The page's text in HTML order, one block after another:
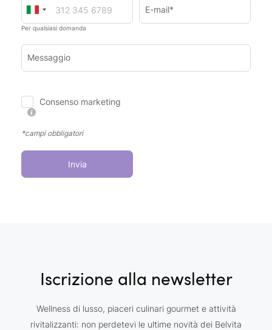
Per qualsiasi domanda
E-mail*
Messaggio
Consenso marketing
*campi obbligatori
Invia
Iscrizione alla newsletter
Wellness di lusso, piaceri culinari gourmet e attività
rivitalizzanti: non perdetevi le ultime novità dei Belvita